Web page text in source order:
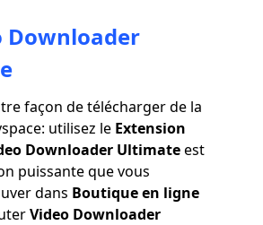
Downloader
façon de télécharger de la
utilisez le Extension
Downloader Ultimateest
puissante que vous
dans Boutique en ligne
Video Downloader